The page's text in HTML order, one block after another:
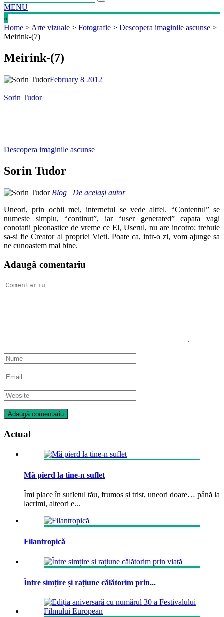
MENU
»
Home > Arte vizuale > Fotografie > Descopera imaginile ascunse >
Meirink-(7)
Meirink-(7)
February 8 2012
Sorin Tudor
Post
navigation
Descopera imaginile ascunse
Sorin Tudor
Blog | De același autor
Uneori, prin ochii mei, internetul se vede altfel. “Contentul” se
numeste simplu, “continut”, iar “user generated” capata vagi
conotatii pleonastice de vreme ce El, Userul, nu are incotro: trebuie
sa-si fie Creator al propriei Vieti. Poate ca, intr-o zi, vom ajunge sa
ne cunoastem mai bine.
Adaugă comentariu
Actual
Mă pierd la tine-n suflet
Îmi place în sufletul tău, frumos și trist, uneori doare… până la
lacrimi, alteori e...
Filantropică
Între simțire și rațiune călătorim prin...